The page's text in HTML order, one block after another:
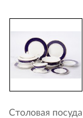
Столовая посуда